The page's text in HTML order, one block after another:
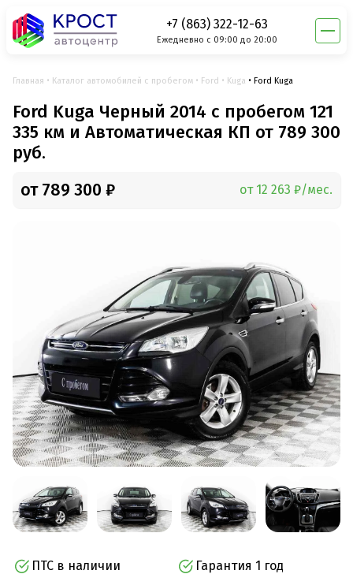
+7 (863) 322-12-63
Ежедневно с 09:00 до 20:00
Главная Каталог автомобилей с пробегом Ford Kuga Ford Kuga
Ford Kuga Черный 2014 с пробегом 121
335 км и Автоматическая КП от 789 300
руб.
от 789 300 ₽ от 12 263 ₽/мес.
ПТС в наличии
Гарантия 1 год